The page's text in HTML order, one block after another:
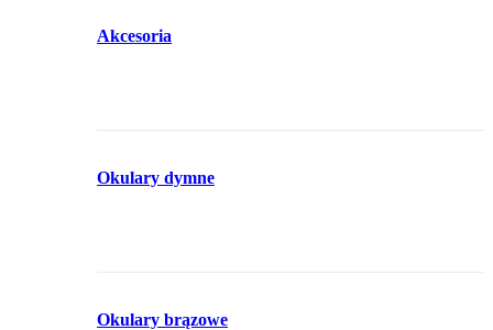
Akcesoria
Okulary dymne
Okulary brązowe